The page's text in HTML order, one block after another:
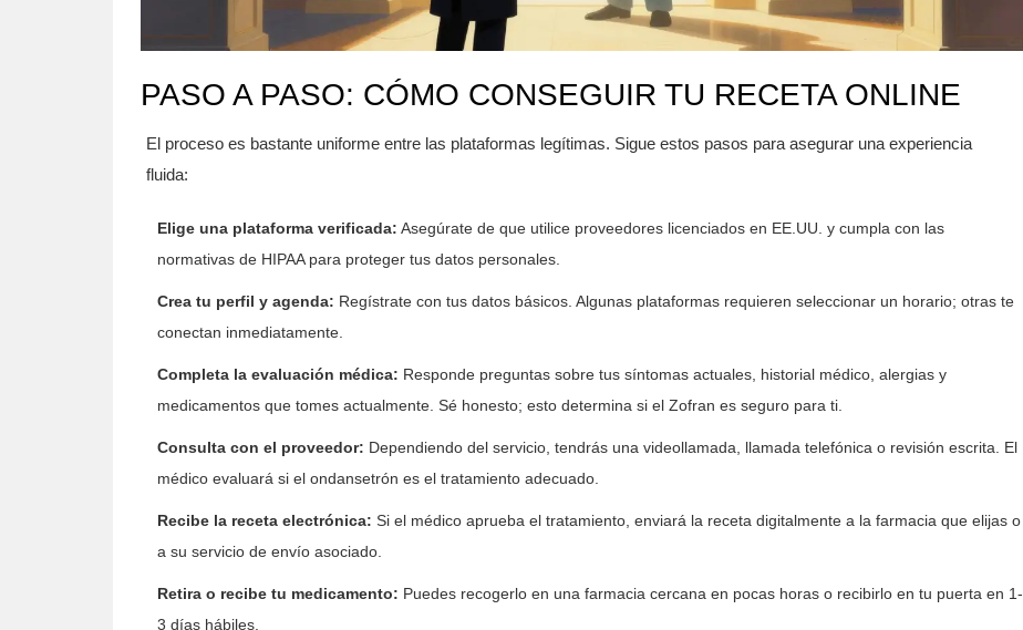
PASO A PASO: CÓMO CONSEGUIR TU RECETA ONLINE
El proceso es bastante uniforme entre las plataformas legítimas. Sigue estos pasos para asegurar una experiencia
fluida:
Elige una plataforma verificada: Asegúrate de que utilice proveedores licenciados en EE.UU. y cumpla con las
normativas de HIPAA para proteger tus datos personales.
Crea tu perfil y agenda: Regístrate con tus datos básicos. Algunas plataformas requieren seleccionar un horario; otras te
conectan inmediatamente.
Completa la evaluación médica: Responde preguntas sobre tus síntomas actuales, historial médico, alergias y
medicamentos que tomes actualmente. Sé honesto; esto determina si el Zofran es seguro para ti.
Consulta con el proveedor: Dependiendo del servicio, tendrás una videollamada, llamada telefónica o revisión escrita. El
médico evaluará si el ondansetrón es el tratamiento adecuado.
Recibe la receta electrónica: Si el médico aprueba el tratamiento, enviará la receta digitalmente a la farmacia que elijas o
a su servicio de envío asociado.
Retira o recibe tu medicamento: Puedes recogerlo en una farmacia cercana en pocas horas o recibirlo en tu puerta en 1-
3 días hábiles.